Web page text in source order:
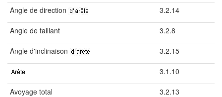
Angle de direction 3.2.14
Angle de taillant 3.2.8
Angle d'inclinaison 3.2.15
3.1.10
Avoyage total 3.2.13